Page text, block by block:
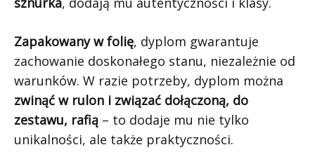
Zapakowany w folię, dyplom gwarantuje
zachowanie doskonałego stanu, niezależnie od
warunków. W razie potrzeby, dyplom można
zwinąć w rulon i związać dołączoną, do
zestawu, rafią – to dodaje mu nie tylko
unikalności, ale także praktyczności.